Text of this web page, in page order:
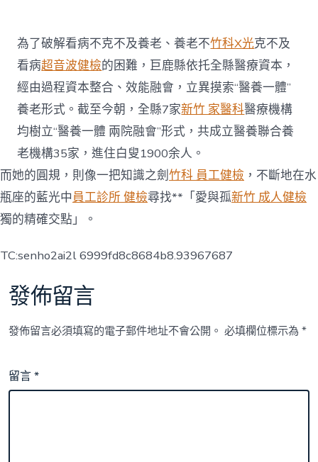
為了破解看病不克不及養老、養老不竹科X光克不及
看病超音波健檢的困難，巨鹿縣依托全縣醫療資本，
經由過程資本整合、效能融會，立異摸索“醫養一體”
養老形式。截至今朝，全縣7家新竹 家醫科醫療機構
均樹立“醫養一體 兩院融會”形式，共成立醫養聯合養
老機構35家，進住白叟1900余人。
而她的圓規，則像一把知識之劍竹科 員工健檢 ，不斷地在水
瓶座的藍光中員工診所 健檢尋找**「愛與孤新竹 成人健檢
獨的精確交點」。
TC:senho2ai2l 6999fd8c8684b8.93967687
發佈留言
發佈留言必須填寫的電子郵件地址不會公開。 必填欄位標示為*
留言*